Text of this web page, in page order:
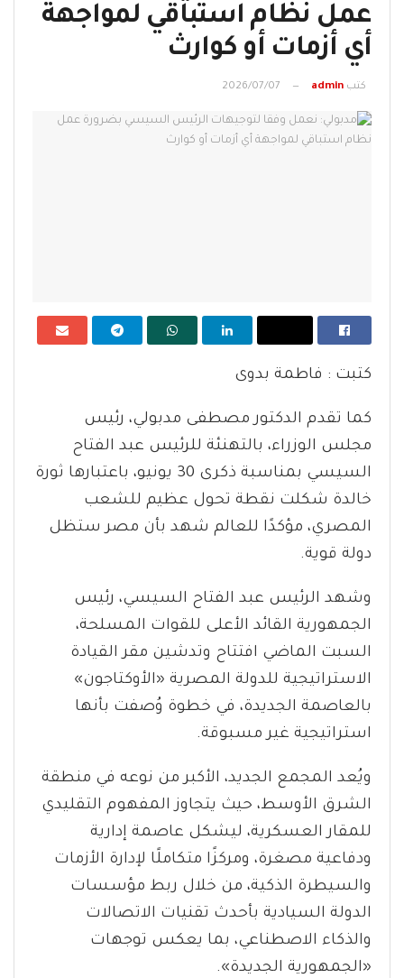
عمل نظام استباقي لمواجهة
أي أزمات أو كوارث
كتب admin
2026/07/07
كتبت : فاطمة بدوى
كما تقدم الدكتور مصطفى مدبولي، رئيس
مجلس الوزراء، بالتهنئة للرئيس عبد الفتاح
السيسي بمناسبة ذكرى 30 يونيو، باعتبارها ثورة
خالدة شكلت نقطة تحول عظيم للشعب
المصري، مؤكدًا للعالم شهد بأن مصر ستظل
دولة قوية.
وشهد الرئيس عبد الفتاح السيسي، رئيس
الجمهورية القائد الأعلى للقوات المسلحة،
السبت الماضي افتتاح وتدشين مقر القيادة
الاستراتيجية للدولة المصرية «الأوكتاجون»
بالعاصمة الجديدة، في خطوة وُصفت بأنها
استراتيجية غير مسبوقة.
ويُعد المجمع الجديد، الأكبر من نوعه في منطقة
الشرق الأوسط، حيث يتجاوز المفهوم التقليدي
للمقار العسكرية، ليشكل عاصمة إدارية
ودفاعية مصغرة، ومركزًا متكاملًا لإدارة الأزمات
والسيطرة الذكية، من خلال ربط مؤسسات
الدولة السيادية بأحدث تقنيات الاتصالات
والذكاء الاصطناعي، بما يعكس توجهات
«الجمهورية الجديدة».